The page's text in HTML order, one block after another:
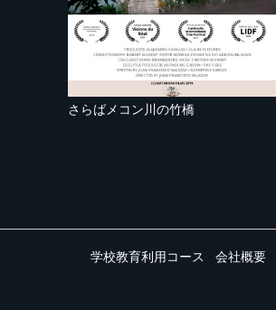
さらばメコン川の竹橋
学校教育利用コース 会社概要